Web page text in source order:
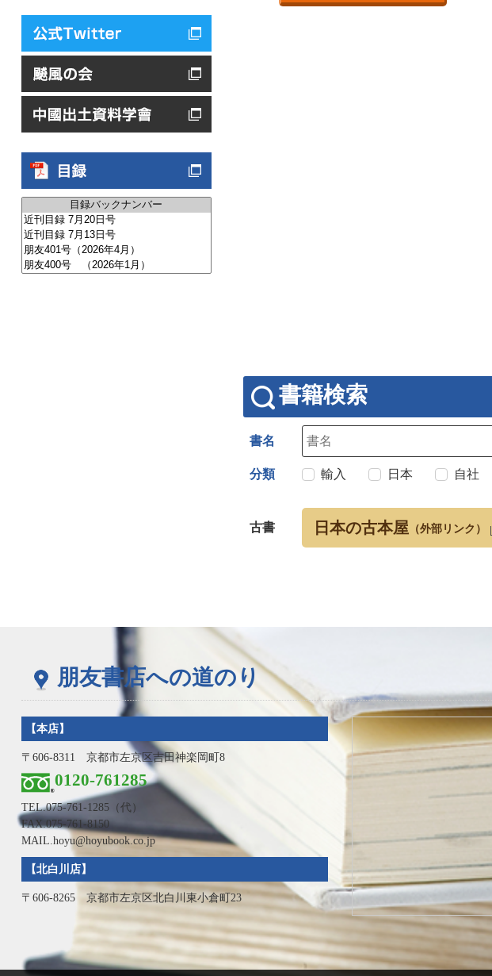
書籍検索
書名
分類 輸入 日本 自社
古書 日本の古本屋 （外部リンク）
朋友書店への道のり
【本店】
〒606-8311 京都市左京区吉田神楽岡町8
0120-761285
TEL.075-761-1285（代）
FAX.075-761-8150
MAIL.hoyu@hoyubook.co.jp
【北白川店】
〒606-8265 京都市左京区北白川東小倉町23